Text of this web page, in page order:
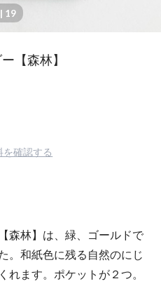
| 19
【森林】
を確認する
森林】は、緑、ゴールドで
。和紙色に残る自然のにじ
れます。ポケットが２つ。